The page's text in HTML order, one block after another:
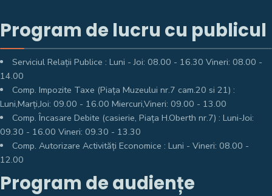
Program de lucru cu publicul
Serviciul Relații Publice : Luni - Joi: 08.00 - 16.30 Vineri: 08.00 -
14.00
Comp. Impozite Taxe (Piața Muzeului nr.7 cam.20 si 21) :
Luni,Marți,Joi: 09.00 - 16.00 Miercuri,Vineri: 09.00 - 13.00
Comp. Încasare Debite (casierie, Piața H.Oberth nr.7) : Luni-Joi:
09.30 - 16.00 Vineri: 09.30 - 13.30
Comp. Autorizare Activități Economice : Luni - Vineri: 08.00 -
12.00
Program de audiențe